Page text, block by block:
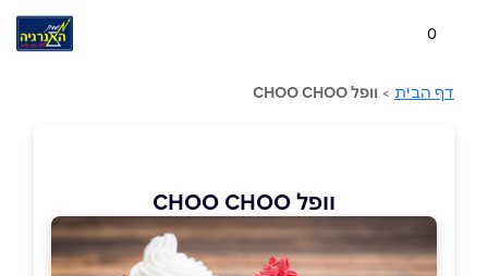
0
דף הבית > וופל CHOO CHOO
וופל CHOO CHOO